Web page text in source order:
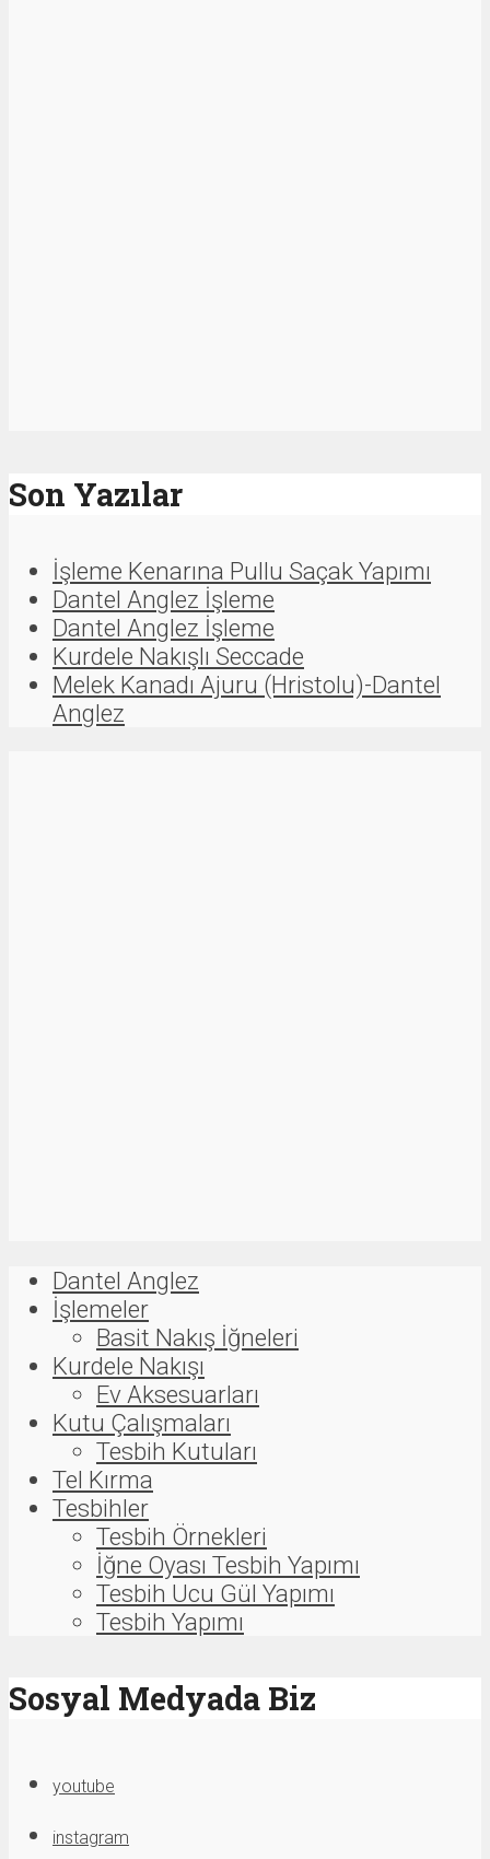
Son Yazılar
İşleme Kenarına Pullu Saçak Yapımı
Dantel Anglez İşleme
Dantel Anglez İşleme
Kurdele Nakışlı Seccade
Melek Kanadı Ajuru (Hristolu)-Dantel
Anglez
Dantel Anglez
İşlemeler
Basit Nakış İğneleri
Kurdele Nakışı
Ev Aksesuarları
Kutu Çalışmaları
Tesbih Kutuları
Tel Kırma
Tesbihler
Tesbih Örnekleri
İğne Oyası Tesbih Yapımı
Tesbih Ucu Gül Yapımı
Tesbih Yapımı
Sosyal Medyada Biz
youtube
instagram